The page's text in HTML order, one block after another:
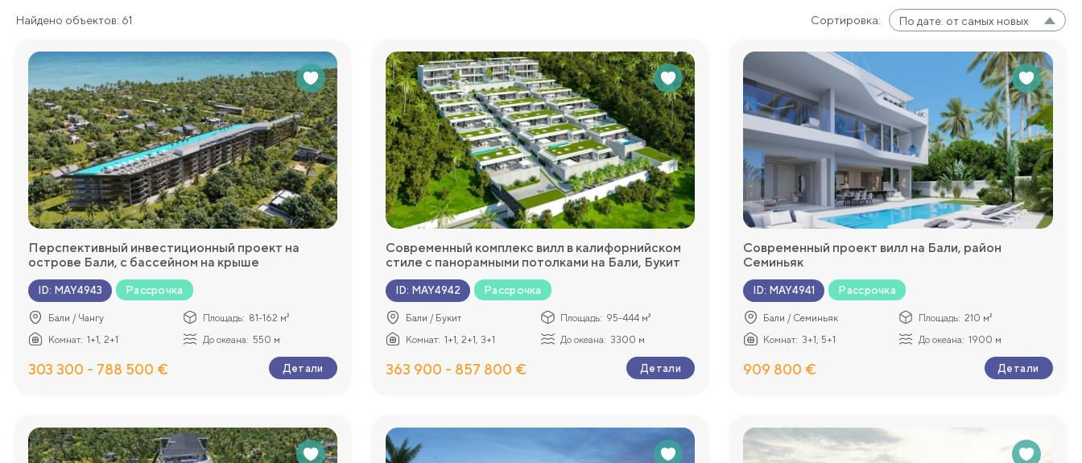
Найдено объектов: 61 Сортировка: По дате: от самых новых
Перспективный инвестиционный проект на
острове Бали, с бассейном на крыше
ID: MAY4943 Рассрочка
Бали / Чангу Площадь: 81-162 м²
Комнат: 1+1, 2+1 До океана: 550 м
303 300 - 788 500 € Детали
Современный комплекс вилл в калифорнийском
стиле с панорамными потолками на Бали, Букит
ID: MAY4942 Рассрочка
Бали / Букит Площадь: 95-444 м²
Комнат: 1+1, 2+1, 3+1 До океана: 3300 м
363 900 - 857 800 € Детали
Современный проект вилл на Бали, район
Семиньяк
ID: MAY4941 Рассрочка
Бали / Семиньяк Площадь: 210 м²
Комнат: 3+1, 5+1 До океана: 1900 м
909 800 € Детали